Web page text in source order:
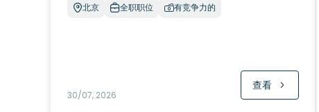
北京 全职职位 有竞争力的
30/07, 2026
查看